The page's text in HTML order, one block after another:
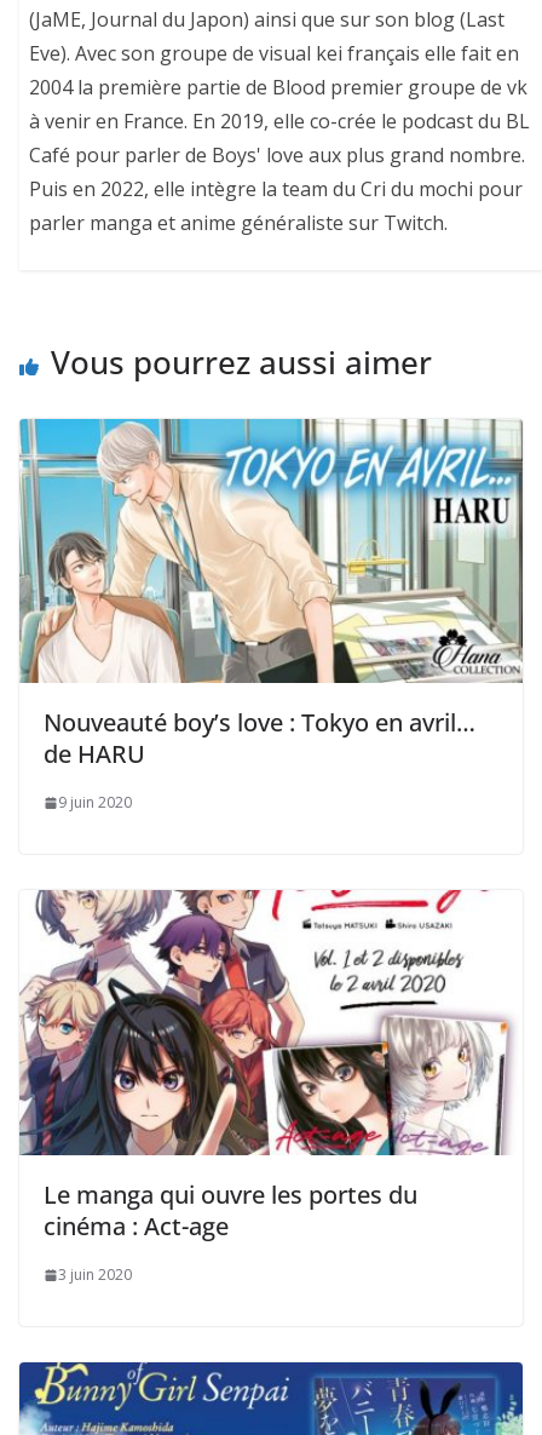
(JaME, Journal du Japon) ainsi que sur son blog (Last
Eve). Avec son groupe de visual kei français elle fait en
2004 la première partie de Blood premier groupe de vk
à venir en France. En 2019, elle co-crée le podcast du BL
Café pour parler de Boys' love aux plus grand nombre.
Puis en 2022, elle intègre la team du Cri du mochi pour
parler manga et anime généraliste sur Twitch.
Vous pourrez aussi aimer
Nouveauté boy’s love : Tokyo en avril…
de HARU
9 juin 2020
Le manga qui ouvre les portes du
cinéma : Act-age
3 juin 2020